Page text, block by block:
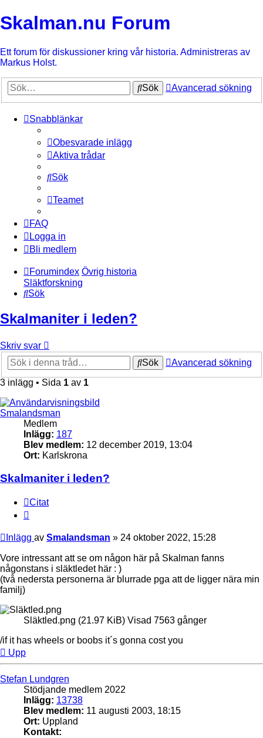
Skalman.nu Forum
Ett forum för diskussioner kring vår historia. Administreras av
Markus Holst.
Sök Avancerad sökning
Snabblänkar
Obesvarade inlägg
Aktiva trådar
Sök
Teamet
FAQ
Logga in
Bli medlem
Forumindex Övrig historia
Släktforskning
Sök
Skalmaniter i leden?
Skriv svar
Sök
Avancerad sökning
3 inlägg • Sida 1 av 1
Smalandsman
Medlem
Inlägg: 187
Blev medlem: 12 december 2019, 13:04
Ort: Karlskrona
Skalmaniter i leden?
Citat
Inlägg av Smalandsman » 24 oktober 2022, 15:28
Vore intressant att se om någon här på Skalman fanns
någonstans i släktledet här : )
(två nedersta personerna är blurrade pga att de ligger nära min
familj)
Släktled.png (21.97 KiB) Visad 7563 gånger
/if it has wheels or boobs it´s gonna cost you
Upp
Stefan Lundgren
Stödjande medlem 2022
Inlägg: 13738
Blev medlem: 11 augusti 2003, 18:15
Ort: Uppland
Kontakt: